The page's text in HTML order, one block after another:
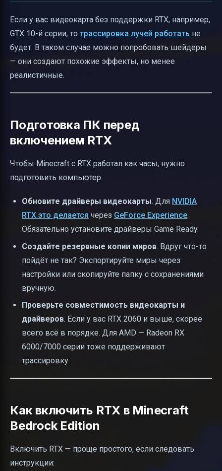
Если у вас видеокарта без поддержки RTX, например,
GTX 10-й серии, то трассировка лучей работать не
будет. В таком случае можно попробовать шейдеры
— они создают похожие эффекты, но менее
реалистичные.
Подготовка ПК перед
включением RTX
Чтобы Minecraft с RTX работал как часы, нужно
подготовить компьютер:
Обновите драйверы видеокарты. Для NVIDIA
RTX это делается через GeForce Experience.
Обязательно установите драйверы Game Ready.
Создайте резервные копии миров. Вдруг что-то
пойдёт не так? Экспортируйте миры через
настройки или скопируйте папку с сохранениями
вручную.
Проверьте совместимость видеокарты и
драйверов. Если у вас RTX 2060 и выше, скорее
всего всё в порядке. Для AMD — Radeon RX
6000/7000 серии тоже поддерживают
трассировку.
Как включить RTX в Minecraft
Bedrock Edition
Включить RTX — проще простого, если следовать
инструкции: